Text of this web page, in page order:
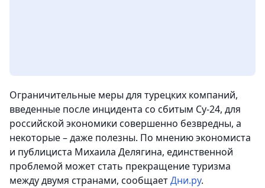
Ограничительные меры для турецких компаний,
введенные после инцидента со сбитым Су-24, для
российской экономики совершенно безвредны, а
некоторые – даже полезны. По мнению экономиста
и публициста Михаила Делягина, единственной
проблемой может стать прекращение туризма
между двумя странами, сообщаетДни.ру.